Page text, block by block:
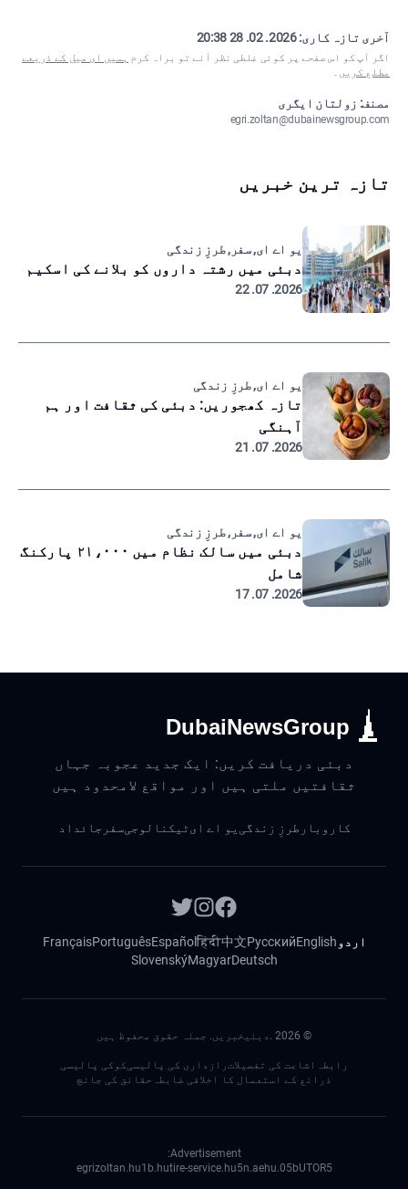
آخری تازہ کاری:2026. 02. 28 20:38
اگر آپ کو اس صفحے پر کوئی غلطی نظر آئے تو براہ کرم ہمیں ای میل کے ذریعے
مطلع کریں ۔
مصنف: زولتان ایگری
egri.zoltan@dubainewsgroup.com
تازہ ترین خبریں
یو اے ای, سفر, طرزِ زندگی
دبئی میں رشتہ داروں کو بلانے کی اسکیم
2026. 07. 22
یو اے ای, طرزِ زندگی
تازہ کھجوریں: دبئی کی ثقافت اور ہم
آہنگی
2026. 07. 21
یو اے ای, سفر, طرزِ زندگی
دبئی میں سالک نظام میں ۲۱،۰۰۰ پارکنگ
شامل
2026. 07. 17
DubaiNewsGroup
دبئی دریافت کریں: ایک جدید عجوبہ جہاں
ثقافتیں ملتی ہیں اور مواقع لامحدود ہیں
کاروبار طرزِ زندگی یو اے ایٹیکنالوجیسفر جائداد
اردو English
Русский
中文
हिंदी
Español
Português
Français
Deutsch
Magyar
Slovenský
©
2026 .دبئیخبریں. جملہ حقوق محفوظ ہیں
رابطہ اشاعت کی تفصیلاترازداری کی پالیسیکوکی پالیسی
ذرائع کے استعمال کا اخلاقی ضابطہ حقائق کی جانچ
Advertisement:
bUTOR5
05.hu
5n.ae
tire-service.hu
1b.hu
egrizoltan.hu